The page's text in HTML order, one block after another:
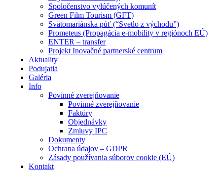
Spoločenstvo vylúčených komunít
Green Film Tourism (GFT)
Svätomariánska púť (“Svetlo z východu”)
Prometeus (Propagácia e-mobility v regiónoch EÚ)
ENTER – transfer
Projekt Inovačné partnerské centrum
Aktuality
Podujatia
Galéria
Info
Povinné zverejňovanie
Povinné zverejňovanie
Faktúry
Objednávky
Zmluvy IPC
Dokumenty
Ochrana údajov – GDPR
Zásady používania súborov cookie (EÚ)
Kontakt